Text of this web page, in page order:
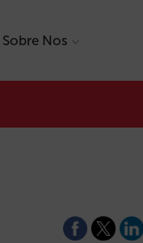
Sobre Nos